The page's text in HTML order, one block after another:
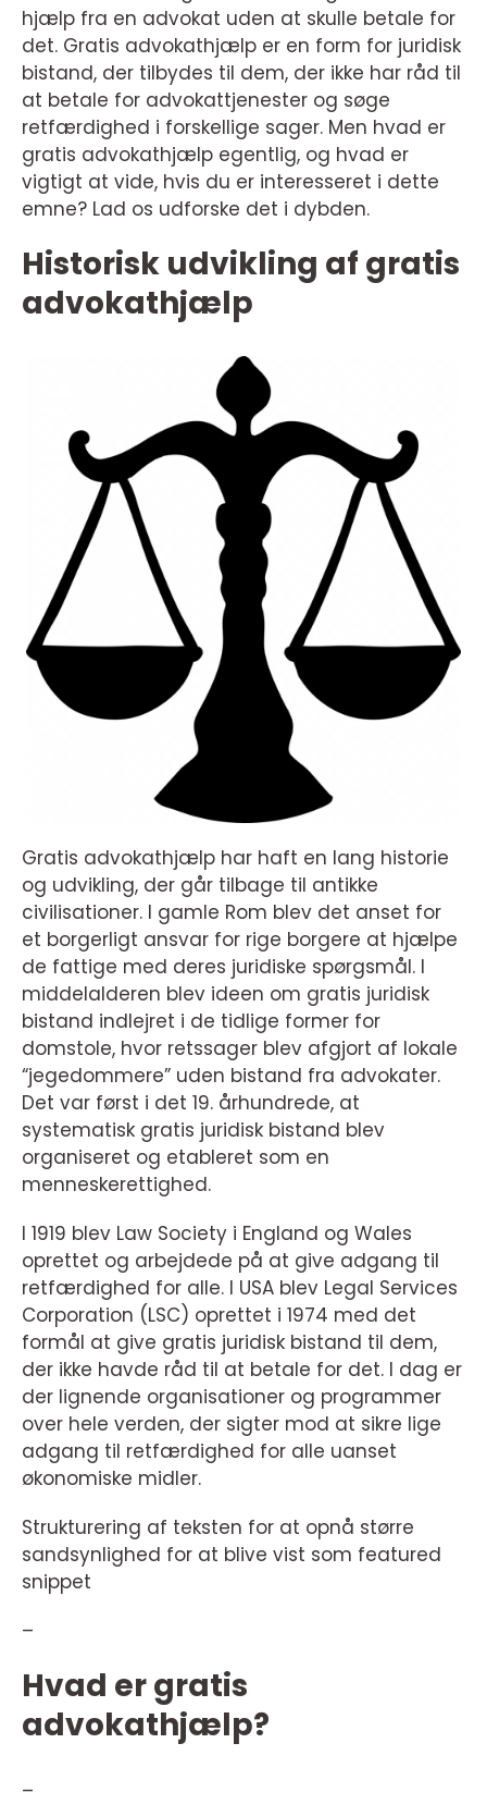
hjælp fra en advokat uden at skulle betale for
det. Gratis advokathjælp er en form for juridisk
bistand, der tilbydes til dem, der ikke har råd til
at betale for advokattjenester og søge
retfærdighed i forskellige sager. Men hvad er
gratis advokathjælp egentlig, og hvad er
vigtigt at vide, hvis du er interesseret i dette
emne? Lad os udforske det i dybden.
Historisk udvikling af gratis
advokathjælp
Gratis advokathjælp har haft en lang historie
og udvikling, der går tilbage til antikke
civilisationer. I gamle Rom blev det anset for
et borgerligt ansvar for rige borgere at hjælpe
de fattige med deres juridiske spørgsmål. I
middelalderen blev ideen om gratis juridisk
bistand indlejret i de tidlige former for
domstole, hvor retssager blev afgjort af lokale
“jegedommere” uden bistand fra advokater.
Det var først i det 19. århundrede, at
systematisk gratis juridisk bistand blev
organiseret og etableret som en
menneskerettighed.
I 1919 blev Law Society i England og Wales
oprettet og arbejdede på at give adgang til
retfærdighed for alle. I USA blev Legal Services
Corporation (LSC) oprettet i 1974 med det
formål at give gratis juridisk bistand til dem,
der ikke havde råd til at betale for det. I dag er
der lignende organisationer og programmer
over hele verden, der sigter mod at sikre lige
adgang til retfærdighed for alle uanset
økonomiske midler.
Strukturering af teksten for at opnå større
sandsynlighed for at blive vist som featured
snippet
–
Hvad er gratis
advokathjælp?
–